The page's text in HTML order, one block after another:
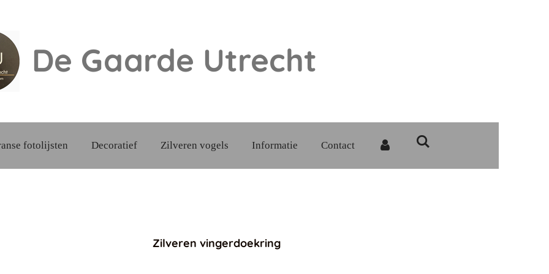
De Gaarde Utrecht
fotolijsten Decoratief Zilveren vogels Informatie Contact
Zilveren vingerdoekring